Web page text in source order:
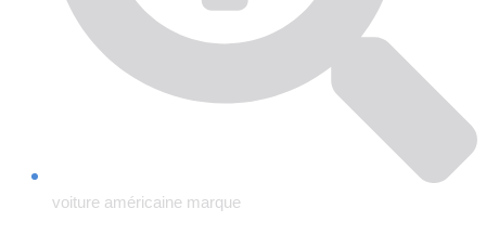
voiture américaine marque